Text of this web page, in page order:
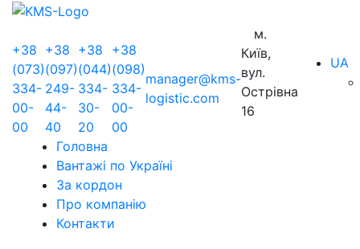
+38
(073)
334-
00-
00
+38
(097)
249-
44-
40
+38
(044)
334-
30-
20
+38
(098)
334-
00-
00
manager@kms-
logistic.com
м.
Київ,
вул.
Острівна
16
UA
Головна
Вантажі по Україні
За кордон
Про компанію
Контакти